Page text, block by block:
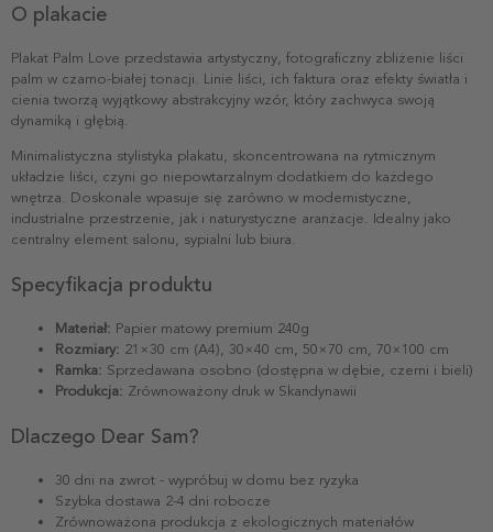
O plakacie
Plakat Palm Love przedstawia artystyczny, fotograficzny zbliżenie liści
palm w czarno-białej tonacji. Linie liści, ich faktura oraz efekty światła i
cienia tworzą wyjątkowy abstrakcyjny wzór, który zachwyca swoją
dynamiką i głębią.
Minimalistyczna stylistyka plakatu, skoncentrowana na rytmicznym
układzie liści, czyni go niepowtarzalnym dodatkiem do każdego
wnętrza. Doskonale wpasuje się zarówno w modernistyczne,
industrialne przestrzenie, jak i naturystyczne aranżacje. Idealny jako
centralny element salonu, sypialni lub biura.
Specyfikacja produktu
Materiał: Papier matowy premium 240g
Rozmiary: 21×30 cm (A4), 30×40 cm, 50×70 cm, 70×100 cm
Ramka: Sprzedawana osobno (dostępna w dębie, czerni i bieli)
Produkcja: Zrównoważony druk w Skandynawii
Dlaczego Dear Sam?
30 dni na zwrot - wypróbuj w domu bez ryzyka
Szybka dostawa 2-4 dni robocze
Zrównoważona produkcja z ekologicznych materiałów